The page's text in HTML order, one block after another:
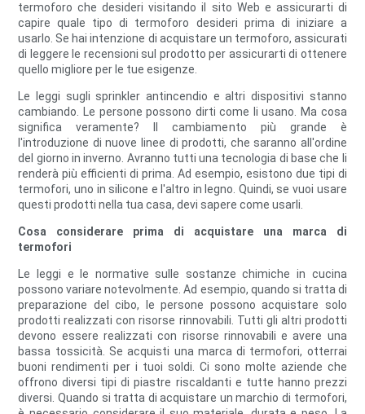
termoforo che desideri visitando il sito Web e assicurarti di
capire quale tipo di termoforo desideri prima di iniziare a
usarlo. Se hai intenzione di acquistare un termoforo, assicurati
di leggere le recensioni sul prodotto per assicurarti di ottenere
quello migliore per le tue esigenze.
Le leggi sugli sprinkler antincendio e altri dispositivi stanno
cambiando. Le persone possono dirti come li usano. Ma cosa
significa veramente? Il cambiamento più grande è
l'introduzione di nuove linee di prodotti, che saranno all'ordine
del giorno in inverno. Avranno tutti una tecnologia di base che li
renderà più efficienti di prima. Ad esempio, esistono due tipi di
termofori, uno in silicone e l'altro in legno. Quindi, se vuoi usare
questi prodotti nella tua casa, devi sapere come usarli.
Cosa considerare prima di acquistare una marca di
termofori
Le leggi e le normative sulle sostanze chimiche in cucina
possono variare notevolmente. Ad esempio, quando si tratta di
preparazione del cibo, le persone possono acquistare solo
prodotti realizzati con risorse rinnovabili. Tutti gli altri prodotti
devono essere realizzati con risorse rinnovabili e avere una
bassa tossicità. Se acquisti una marca di termofori, otterrai
buoni rendimenti per i tuoi soldi. Ci sono molte aziende che
offrono diversi tipi di piastre riscaldanti e tutte hanno prezzi
diversi. Quando si tratta di acquistare un marchio di termofori,